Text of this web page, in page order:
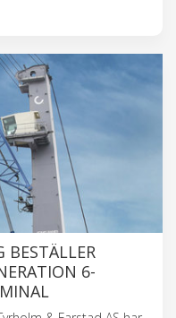
BESTÄLLER
6-